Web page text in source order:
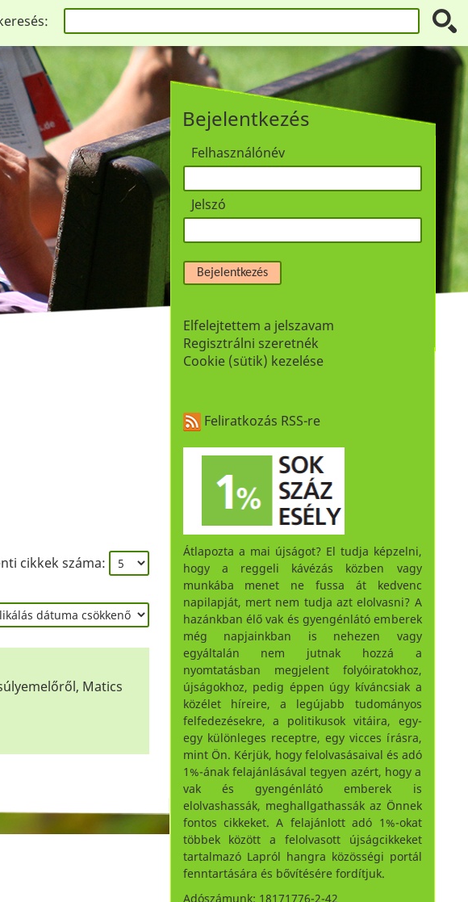
Bejelentkezés
Felhasználónév
Jelszó
Bejelentkezés
Elfelejtettem a jelszavam
Regisztrálni szeretnék
Cookie (sütik) kezelése
cikkek száma:
Matics
Feliratkozás RSS-re
Átlapozta a mai újságot? El tudja képzelni,
hogy a reggeli kávézás közben vagy
munkába menet ne fussa át kedvenc
napilapját, mert nem tudja azt elolvasni? A
hazánkban élő vak és gyengénlátó emberek
még napjainkban is nehezen vagy
egyáltalán nem jutnak hozzá a
nyomtatásban megjelent folyóiratokhoz,
újságokhoz, pedig éppen úgy kíváncsiak a
közélet híreire, a legújabb tudományos
felfedezésekre, a politikusok vitáira, egy-
egy különleges receptre, egy vicces írásra,
mint Ön. Kérjük, hogy felolvasásaival és adó
1%-ának felajánlásával tegyen azért, hogy a
vak és gyengénlátó emberek is
elolvashassák, meghallgathassák az Önnek
fontos cikkeket. A felajánlott adó 1%-okat
többek között a felolvasott újságcikkeket
tartalmazó Lapról hangra közösségi portál
fenntartására és bővítésére fordítjuk.
Adószámunk: 18171776-2-42